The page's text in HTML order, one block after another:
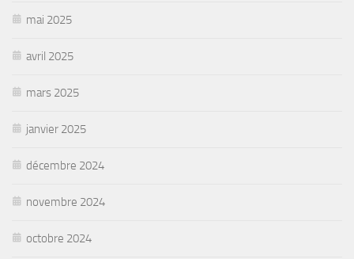
mai 2025
avril 2025
mars 2025
janvier 2025
décembre 2024
novembre 2024
octobre 2024